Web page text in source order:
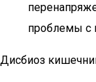
проблемы с
Дисбиоз